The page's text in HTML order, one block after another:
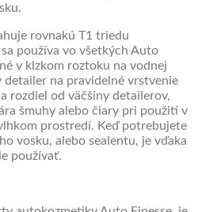
rovnakú T1 triedu
používa vo všetkých Auto
v klzkom roztoku na vodnej
detailer na pravidelné vrstvenie
rozdiel od väčšiny detailerov,
šmuhy alebo čiary pri použití v
prostredí. Keď potrebujete
vosku, alebo sealentu, je vďaka
používať.